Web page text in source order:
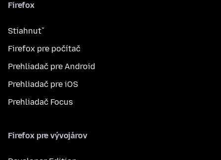
Firefox
Stiahnuť
Firefox pre počítač
Prehliadač pre Android
Prehliadač pre iOS
Prehliadač Focus
Firefox pre vývojárov